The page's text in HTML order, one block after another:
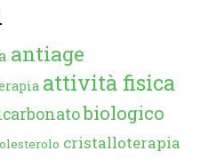
antiage
attività fisica
biologico
cristalloterapia